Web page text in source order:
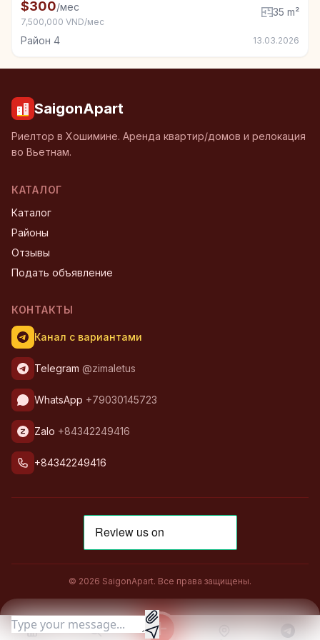
Комната в аренду в Район 4, 35 m²
$300/мес
7,500,000 VND/мес
35 m²
Район 4 13.03.2026
SaigonApart
Риелтор в Хошимине. Аренда квартир/домов и релокация
во Вьетнам.
КАТАЛОГ
Каталог
Районы
Отзывы
Подать объявление
КОНТАКТЫ
Канал с вариантами
Telegram @zimaletus
WhatsApp +79030145723
Zalo +84342249416
+84342249416
© 2026 SaigonApart. Все права защищены.